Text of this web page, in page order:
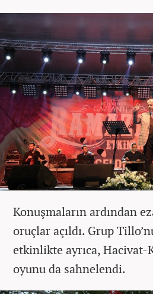
Konuşmaların ardından
oruçlar açıldı. Grup
etkinlikte ayrıca, Hacivat-
oyunu da sahnelendi.